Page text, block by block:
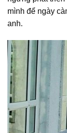
mình để ngày
anh.